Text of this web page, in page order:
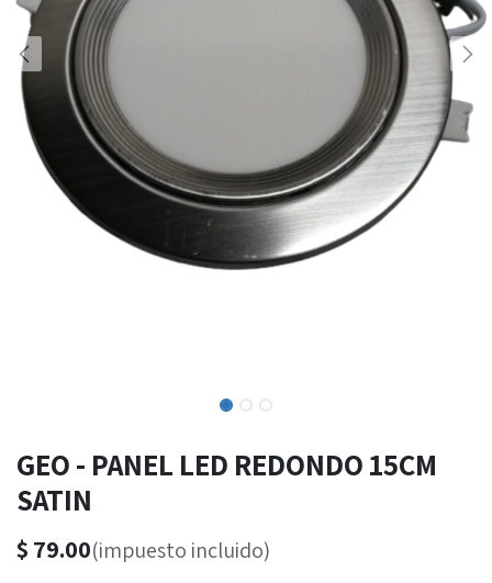
GEO - PANEL LED REDONDO 15CM
SATIN
$ 79.00(impuesto incluido)